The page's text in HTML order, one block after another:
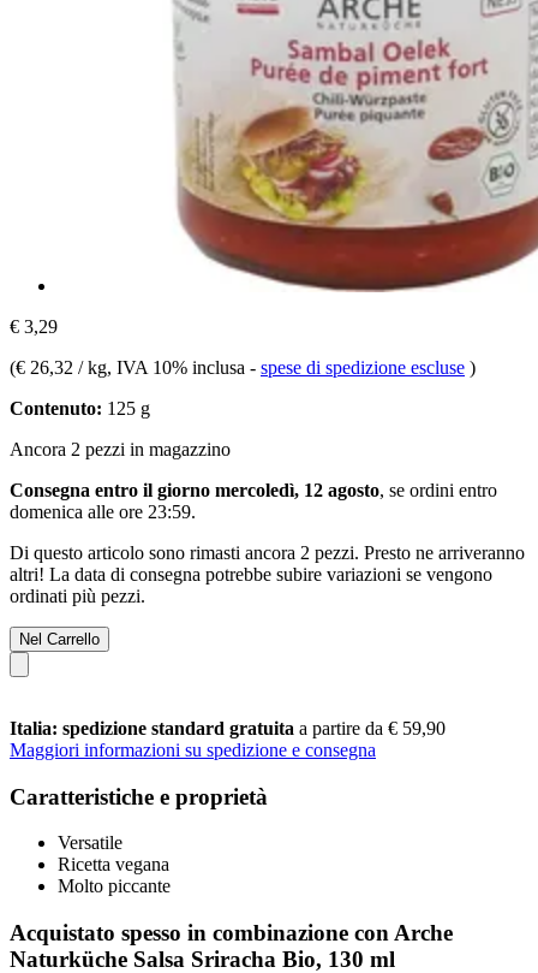
€ 3,29
(€ 26,32 / kg, IVA 10% inclusa - spese di spedizione escluse )
Contenuto: 125 g
Ancora 2 pezzi in magazzino
Consegna entro il giorno mercoledì, 12 agosto, se ordini entro
domenica alle ore 23:59.
Di questo articolo sono rimasti ancora 2 pezzi. Presto ne arriveranno
altri! La data di consegna potrebbe subire variazioni se vengono
ordinati più pezzi.
Nel Carrello
Italia: spedizione standard gratuita a partire da € 59,90
Maggiori informazioni su spedizione e consegna
Caratteristiche e proprietà
Versatile
Ricetta vegana
Molto piccante
Acquistato spesso in combinazione con Arche
Naturküche Salsa Sriracha Bio, 130 ml